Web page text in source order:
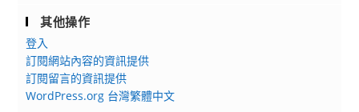
其他操作
登入
訂閱網站內容的資訊提供
訂閱留言的資訊提供
WordPress.org 台灣繁體中文